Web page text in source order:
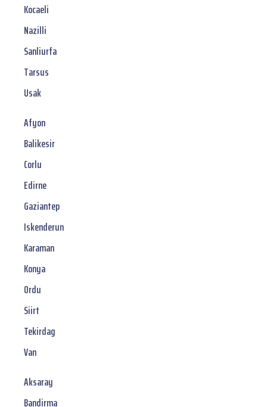
Kocaeli
Nazilli
Sanliurfa
Tarsus
Usak
Afyon
Balikesir
Corlu
Edirne
Gaziantep
Iskenderun
Karaman
Konya
Ordu
Siirt
Tekirdag
Van
Aksaray
Bandirma